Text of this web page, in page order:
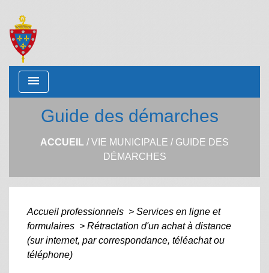
menu
Guide des démarches
ACCUEIL /VIE MUNICIPALE / GUIDE DES
DÉMARCHES
Accueil professionnels > Services en ligne et
formulaires > Rétractation d'un achat à distance
(sur internet, par correspondance, téléachat ou
téléphone)